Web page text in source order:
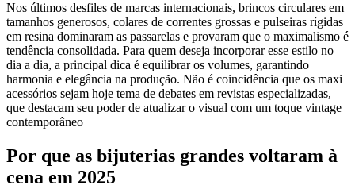
Nos últimos desfiles de marcas internacionais, brincos circulares em
tamanhos generosos, colares de correntes grossas e pulseiras rígidas
em resina dominaram as passarelas e provaram que o maximalismo é
tendência consolidada. Para quem deseja incorporar esse estilo no
dia a dia, a principal dica é equilibrar os volumes, garantindo
harmonia e elegância na produção. Não é coincidência que os maxi
acessórios sejam hoje tema de debates em revistas especializadas,
que destacam seu poder de atualizar o visual com um toque vintage
contemporâneo
Por que as bijuterias grandes voltaram à
cena em 2025